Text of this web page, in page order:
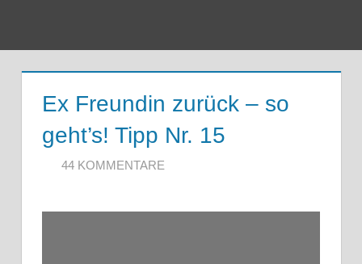
Ex Freundin zurück – so
geht’s! Tipp Nr. 15
16. FEBRUAR 2020
ARTKOLMAI@GMAIL.COM
44 KOMMENTARE